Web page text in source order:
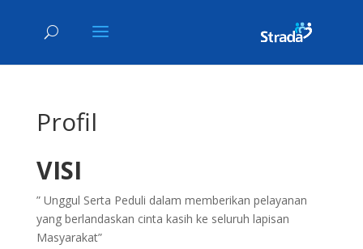
Profil
VISI
” Unggul Serta Peduli dalam memberikan pelayanan
yang berlandaskan cinta kasih ke seluruh lapisan
Masyarakat”